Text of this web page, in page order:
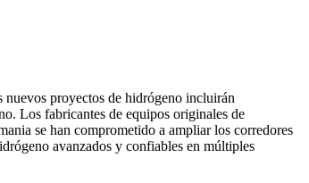
proyectos de hidrógeno incluirán
Los fabricantes de equipos originales de
se han comprometido a ampliar los corredores
avanzados y confiables en múltiples